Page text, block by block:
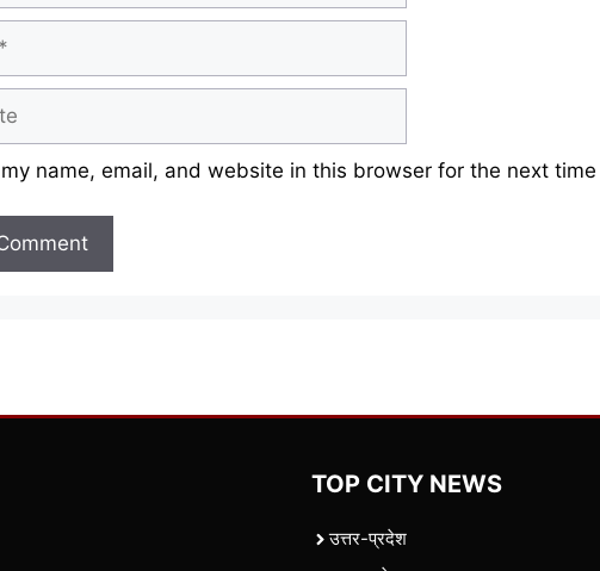
name, email, and website in this browser for the next
TOP CITY NEWS
उत्तर-प्रदेश